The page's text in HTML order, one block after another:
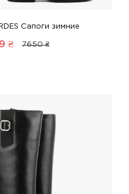
Сапоги зимние
₴ 7650 ₴